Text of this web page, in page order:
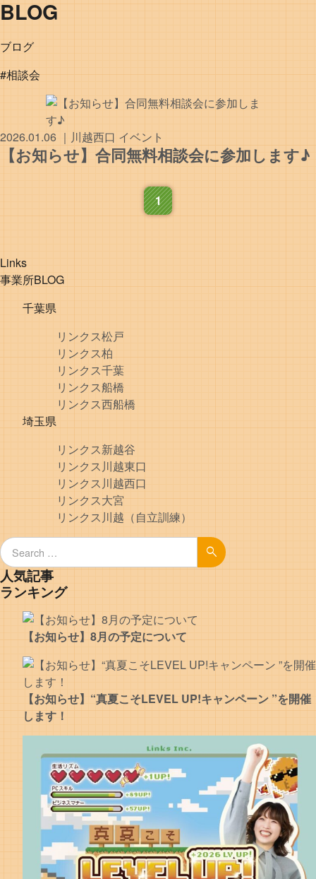
BLOG
ブログ
#相談会
2026.01.06 ｜ 川越西口 イベント
【お知らせ】合同無料相談会に参加します♪
1
Links
事業所BLOG
千葉県
リンクス松戸
リンクス柏
リンクス千葉
リンクス船橋
リンクス西船橋
埼玉県
リンクス新越谷
リンクス川越東口
リンクス川越西口
リンクス大宮
リンクス川越（自立訓練）
Search for:
Search
人気記事
ランキング
【お知らせ】8月の予定について
【お知らせ】“真夏こそLEVEL UP!キャンペーン ”を開催
します！